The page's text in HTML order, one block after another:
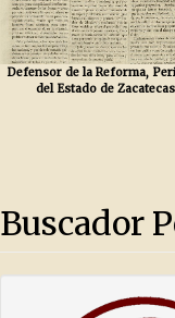
Defensor de la Reforma,
del Estado de
Buscador